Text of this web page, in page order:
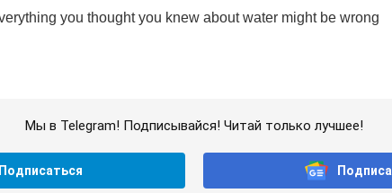
Мы в Telegram! Подписывайся! Читай только лучшее!
Подписаться